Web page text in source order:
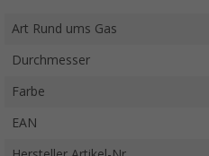
Art Rund ums Gas
Durchmesser
Farbe
EAN